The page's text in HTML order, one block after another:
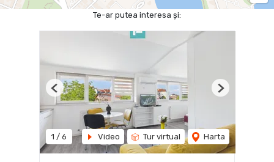
Te-ar putea interesa și:
1 / 6 Video Tur virtual Harta
Previous Next